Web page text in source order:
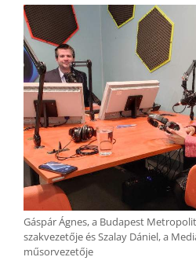
Gáspár Ágnes, a Budapest
szakvezetője és Szalay Dániel, a
műsorvezetője